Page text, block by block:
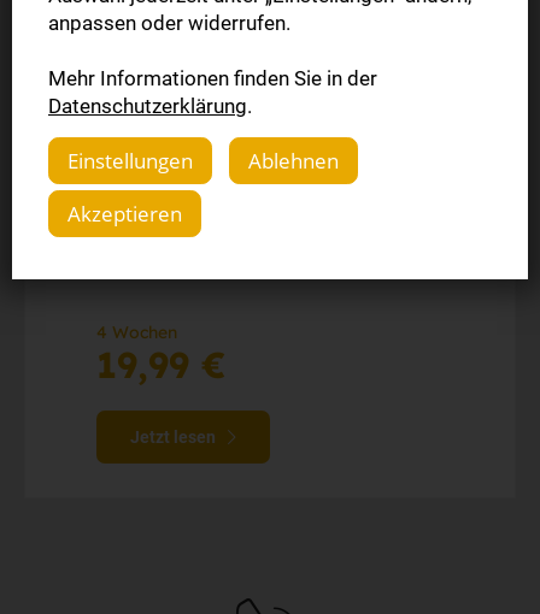
Komplettpaket
Die gedruckte Ausgabe (Mo.-Sa.)
Die digitale Ausgabe als E-Paper (Mo.-So.)
4 Wochen
19,99 €
Jetzt lesen
anpassen oder widerrufen.
Mehr Informationen finden Sie in der
Datenschutzerklärung.
Einstellungen
Ablehnen
Akzeptieren